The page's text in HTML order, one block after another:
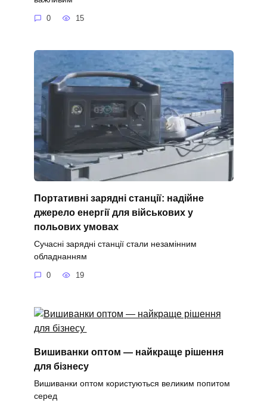
0 15
Портативні зарядні станції: надійне
джерело енергії для військових у
польових умовах
Сучасні зарядні станції стали незамінним
обладнанням
0 19
Вишиванки оптом — найкраще рішення
для бізнесу
Вишиванки оптом користуються великим попитом
серед